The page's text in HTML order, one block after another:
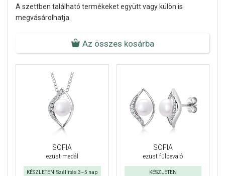
A szettben található termékeket együtt vagy külön is
megvásárolhatja.
Az összes kosárba
SOFIA
ezüst medál
KÉSZLETEN: Szállítás 3–5 nap
SOFIA
ezüst fülbevaló
KÉSZLETEN